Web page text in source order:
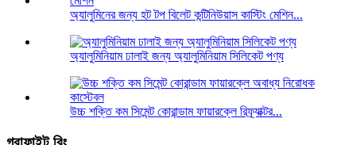
অ্যালুমিনের জন্য হট টপ বিলেট কন্টিনিউয়াস কাস্টিং মেশিন...
অ্যালুমিনিয়াম ঢালাই জন্য অ্যালুমিনিয়াম সিলিকেট পণ্য
উচ্চ শক্তি কম সিমেন্ট কোরান্ডাম ফায়ারক্লে রিফ্র্যাক্টর...